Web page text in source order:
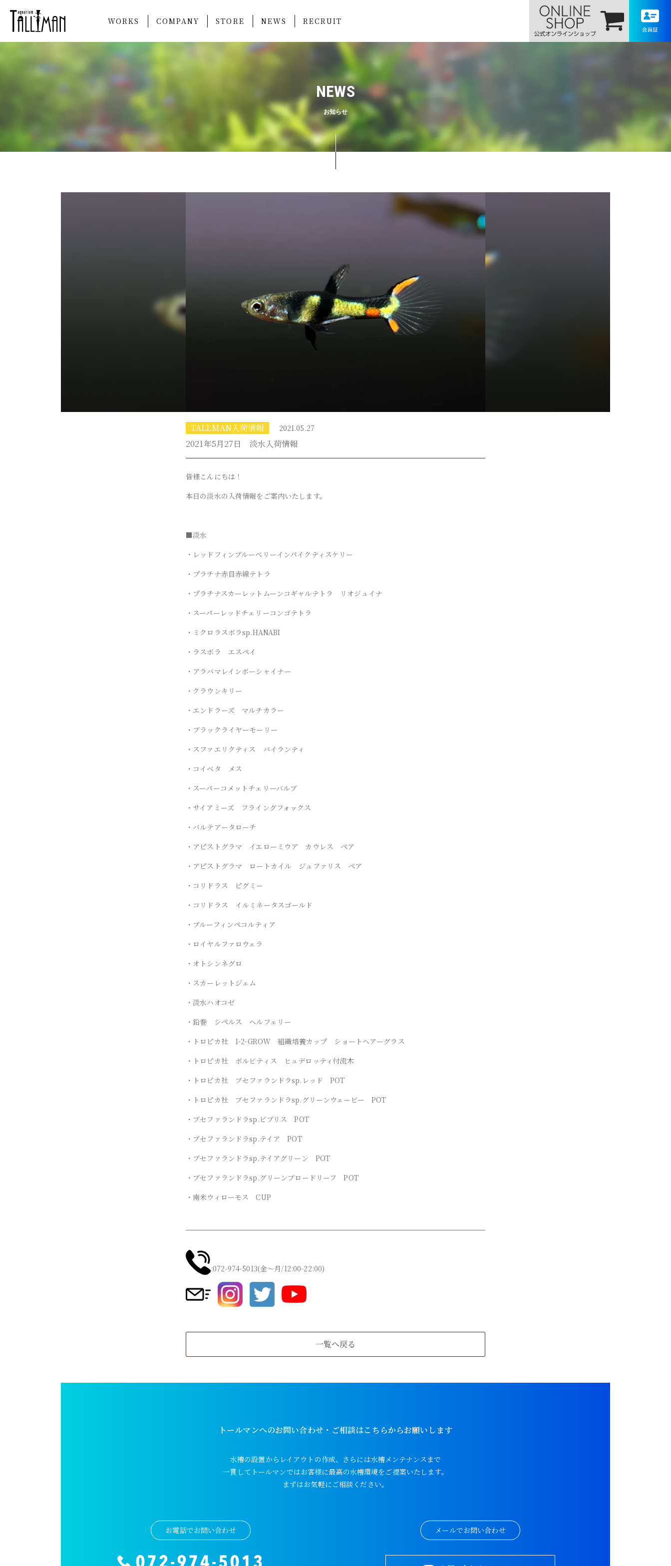
WORKS COMPANY STORE NEWS RECRUIT
NEWS
お知らせ
TALLMAN入荷情報 2021.05.27
2021年5月27日 淡水入荷情報
皆様こんにちは！
本日の淡水の入荷情報をご案内いたします。
■淡水
・レッドフィンブルーベリーインパイクティスケリー
・プラチナ赤目赤線テトラ
・プラチナスカーレットムーンコギャルテトラ リオジュイナ
・スーパーレッドチェリーコンゴテトラ
・ミクロラスボラsp.HANABI
・ラスボラ エスペイ
・アラバマレインボーシャイナー
・クラウンキリー
・エンドラーズ マルチカラー
・ブラックライヤーモーリー
・スファエリクティス バイランティ
・コイベタ メス
・スーパーコメットチェリーバルブ
・サイアミーズ フライングフォックス
・バルテアータローチ
・アピストグラマ イエローミウア カウレス ペア
・アピストグラマ ロートカイル ジュファリス ペア
・コリドラス ピグミー
・コリドラス イルミネータスゴールド
・ブルーフィンペコルティア
・ロイヤルファロウェラ
・オトシンネグロ
・スカーレットジェム
・淡水ハオコゼ
・鉛巻 シペルス ヘルフェリー
・トロピカ社 1-2-GROW 組織培養カップ ショートヘアーグラス
・トロピカ社 ボルビティス ヒュデロッティ付流木
・トロピカ社 ブセファランドラsp.レッド POT
・トロピカ社 ブセファランドラsp.グリーンウェービー POT
・ブセファランドラsp.ビブリス POT
・ブセファランドラsp.テイア POT
・ブセファランドラsp.テイアグリーン POT
・ブセファランドラsp.グリーンブロードリーフ POT
・南米ウィローモス CUP
:072-974-5013(金～月/12:00-22:00)
一覧へ戻る
トールマンへのお問い合わせ・ご相談はこちらからお願いします
水槽の設置からレイアウトの作成、さらには水槽メンテナンスまで
一貫してトールマンではお客様に最高の水槽環境をご提案いたします。
まずはお気軽にご相談ください。
お電話でお問い合わせ メールでお問い合わせ